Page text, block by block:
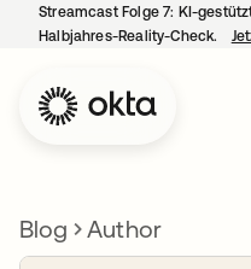
Streamcast Folge 7: KI-
Halbjahres-Reality-Check.
Blog Author